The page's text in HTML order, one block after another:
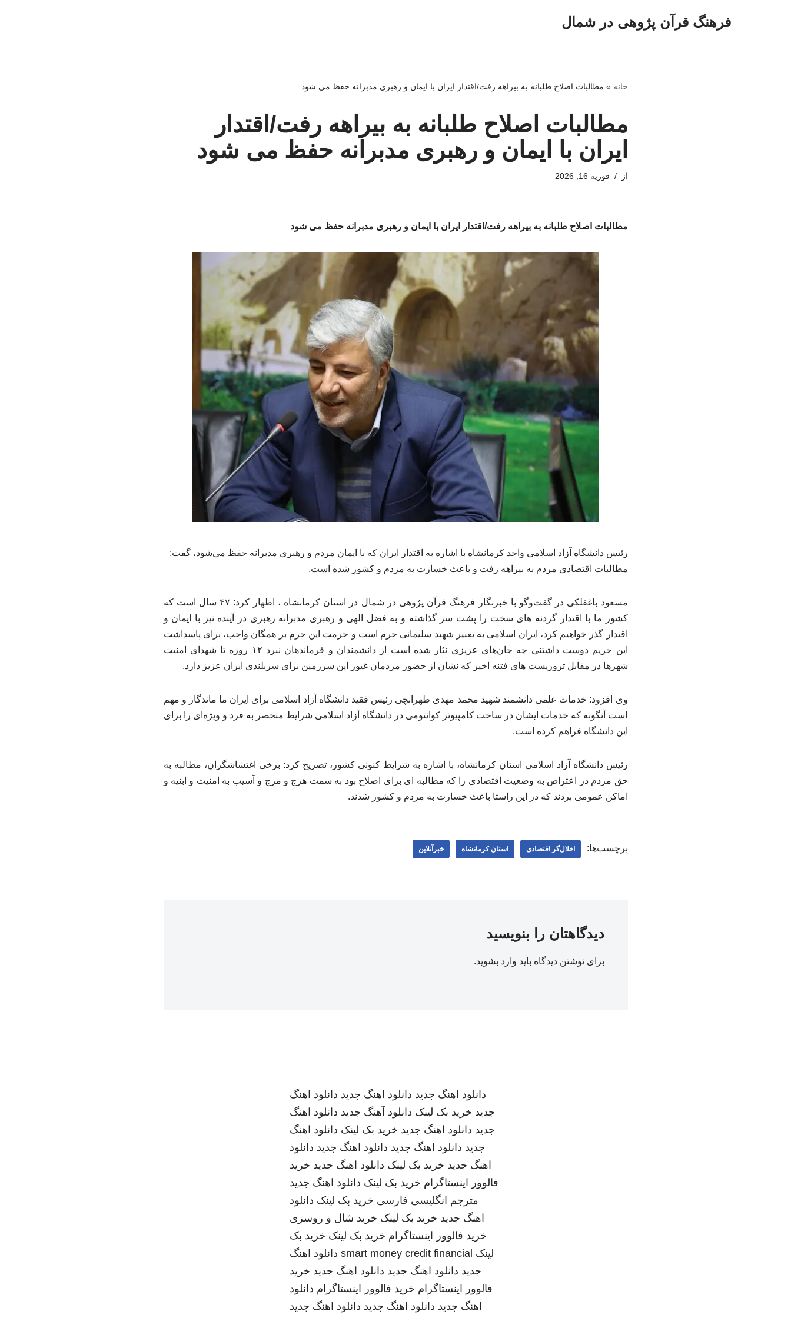
فرهنگ قرآن پژوهی در شمال
خانه » مطالبات اصلاح طلبانه به بیراهه رفت/اقتدار ایران با ایمان و رهبری مدبرانه حفظ می شود
مطالبات اصلاح طلبانه به بیراهه رفت/اقتدار
ایران با ایمان و رهبری مدبرانه حفظ می شود
از فوریه 16, 2026
مطالبات اصلاح طلبانه به بیراهه رفت/اقتدار ایران با ایمان و رهبری مدبرانه حفظ می شود
رئیس دانشگاه آزاد اسلامی واحد کرمانشاه با اشاره به اقتدار ایران که با ایمان مردم و رهبری مدبرانه حفظ می‌شود، گفت:
مطالبات اقتصادی مردم به بیراهه رفت و باعث خسارت به مردم و کشور شده است.
مسعود باغفلکی در گفت‌وگو با خبرنگار فرهنگ قرآن پژوهی در شمال در استان کرمانشاه ، اظهار کرد: ۴۷ سال است که
کشور ما با اقتدار گردنه های سخت را پشت سر گذاشته و به فضل الهی و رهبری مدبرانه رهبری در آینده نیز با ایمان و
اقتدار گذر خواهیم کرد، ایران اسلامی به تعبیر شهید سلیمانی حرم است و حرمت این حرم بر همگان واجب، برای پاسداشت
این حریم دوست داشتنی چه جان‌های عزیزی نثار شده است از دانشمندان و فرماندهان نبرد ۱۲ روزه تا شهدای امنیت
شهرها در مقابل تروریست های فتنه اخیر که نشان از حضور مردمان غیور این سرزمین برای سربلندی ایران عزیز دارد.
وی افزود: خدمات علمی دانشمند شهید محمد مهدی طهرانچی رئیس فقید دانشگاه آزاد اسلامی برای ایران ما ماندگار و مهم
است آنگونه که خدمات ایشان در ساخت کامپیوتر کوانتومی در دانشگاه آزاد اسلامی شرایط منحصر به فرد و ویژه‌ای را برای
این دانشگاه فراهم کرده است.
رئیس دانشگاه آزاد اسلامی استان کرمانشاه، با اشاره به شرایط کنونی کشور، تصریح کرد: برخی اغتشاشگران، مطالبه به
حق مردم در اعتراض به وضعیت اقتصادی را که مطالبه ای برای اصلاح بود به سمت هرج و مرج و آسیب به امنیت و ابنیه و
اماکن عمومی بردند که در این راستا باعث خسارت به مردم و کشور شدند.
برچسب‌ها: اخلال‌گر اقتصادی استان کرمانشاه خبرآنلاین
دیدگاهتان را بنویسید
برای نوشتن دیدگاه باید وارد بشوید.
دانلود اهنگ جدید دانلود اهنگ جدید دانلود اهنگ
جدید خرید بک لینک دانلود آهنگ جدید دانلود اهنگ
جدید دانلود اهنگ جدید خرید بک لینک دانلود اهنگ
جدید دانلود اهنگ جدید دانلود اهنگ جدید دانلود
اهنگ جدید خرید بک لینک دانلود اهنگ جدید خرید
فالوور اینستاگرام خرید بک لینک دانلود اهنگ جدید
مترجم انگلیسی فارسی خرید بک لینک دانلود
اهنگ جدید خرید بک لینک خرید شال و روسری
خرید فالوور اینستاگرام خرید بک لینک خرید بک
لینک smart money credit financial دانلود اهنگ
جدید دانلود اهنگ جدید دانلود اهنگ جدید خرید
فالوور اینستاگرام خرید فالوور اینستاگرام دانلود
اهنگ جدید دانلود اهنگ جدید دانلود اهنگ جدید